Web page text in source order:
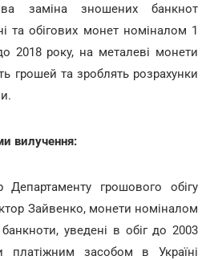
заміна зношених банкнот
та обігових монет номіналом 1
2018 року, на металеві монети
грошей та зроблять розрахунки
вилучення:
грошового обігу
Зайвенко, монети номіналом
уведені в обіг до 2003
платіжним засобом в Україні